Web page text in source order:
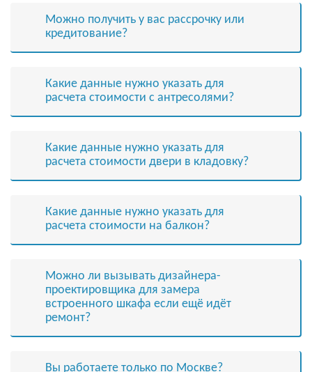
Можно получить у вас рассрочку или
кредитование?
Какие данные нужно указать для
расчета стоимости с антресолями?
Какие данные нужно указать для
расчета стоимости двери в кладовку?
Какие данные нужно указать для
расчета стоимости на балкон?
Можно ли вызывать дизайнера-
проектировщика для замера
встроенного шкафа если ещё идёт
ремонт?
Вы работаете только по Москве?